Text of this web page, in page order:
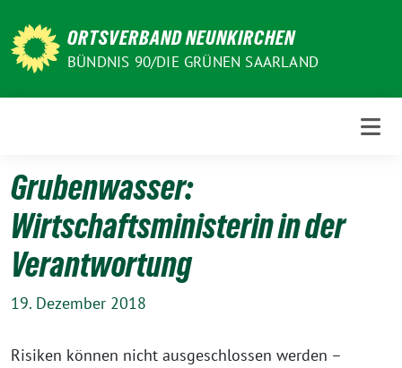
zum
Inhalt
ORTSVERBAND NEUNKIRCHEN
BÜNDNIS 90/DIE GRÜNEN SAARLAND
Grubenwasser:
Wirtschaftsministerin in der
Verantwortung
19. Dezember 2018
Risiken können nicht ausgeschlossen werden –